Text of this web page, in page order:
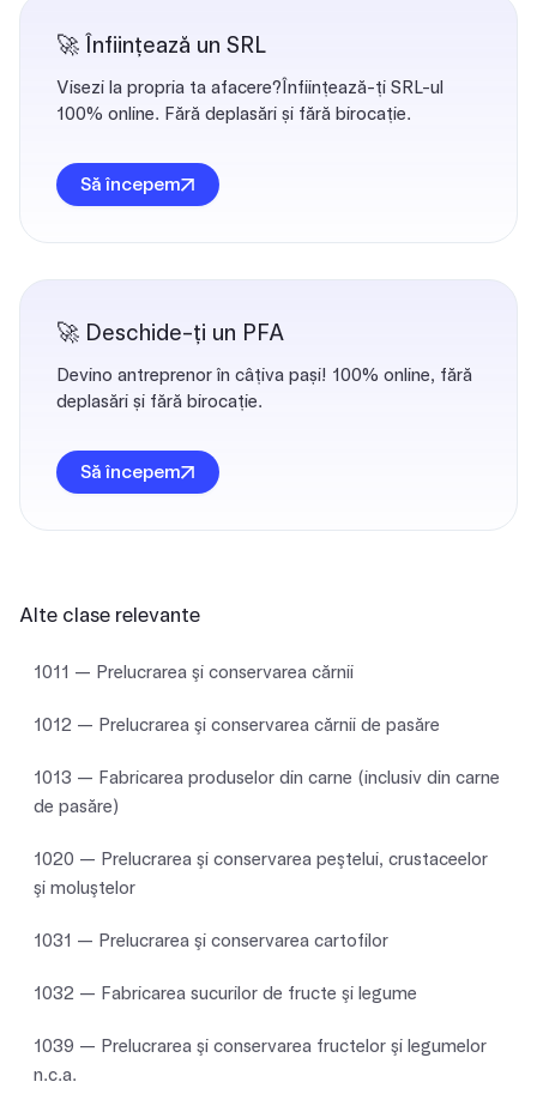
Alte clase relevante
1011 — Prelucrarea şi conservarea cărnii
1012 — Prelucrarea şi conservarea cărnii de pasăre
1013 — Fabricarea produselor din carne (inclusiv din carne
de pasăre)
1020 — Prelucrarea şi conservarea peştelui, crustaceelor
şi moluştelor
1031 — Prelucrarea şi conservarea cartofilor
1032 — Fabricarea sucurilor de fructe şi legume
1039 — Prelucrarea şi conservarea fructelor şi legumelor
n.c.a.
🚀 Înființează un SRL
Visezi la propria ta afacere?Înființează-ți SRL-ul
100% online. Fără deplasări și fără birocație.
Să începem
🚀 Deschide-ți un PFA
Devino antreprenor în câțiva pași! 100% online, fără
deplasări și fără birocație.
Să începem